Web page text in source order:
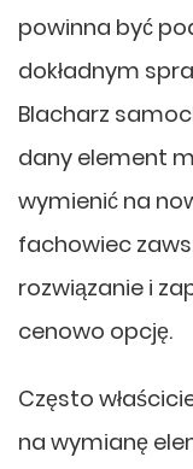
powinna być
dokładnym
Blacharz
dany element
wymienić na
fachowiec
rozwiązanie i
cenowo opcję.
Często
na wymianę